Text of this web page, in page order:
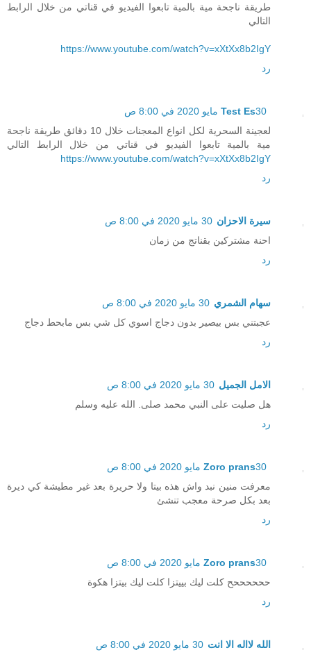
طريقة ناجحة مية بالمية تابعوا الفيديو في قناتي من خلال الرابط
التالي
https://www.youtube.com/watch?v=xXtXx8b2IgY
رد
Test Es30 مايو 2020 في 8:00 ص
لعجينة السحرية لكل انواع المعجنات خلال 10 دقائق طريقة ناجحة
مية بالمية تابعوا الفيديو في قناتي من خلال الرابط التالي
https://www.youtube.com/watch?v=xXtXx8b2IgY
رد
سيرة الاحزان 30 مايو 2020 في 8:00 ص
احنة مشتركين بقناتج من زمان
رد
سهام الشمري 30 مايو 2020 في 8:00 ص
عجبتني بس بيصير بدون دجاج اسوي كل شي بس مابحط دجاج
رد
الامل الجميل 30 مايو 2020 في 8:00 ص
هل صليت على النبي محمد صلى. الله عليه وسلم
رد
Zoro prans30 مايو 2020 في 8:00 ص
معرفت منين نبد واش هذه بيتا ولا حريرة بعد غير مطيشة كي ديرة
بعد بكل صرحة معجب تنشئ
رد
Zoro prans30 مايو 2020 في 8:00 ص
ححححححح كلت ليك بييتزا كلت ليك بيتزا هكوة
رد
الله لااله الا انت 30 مايو 2020 في 8:00 ص